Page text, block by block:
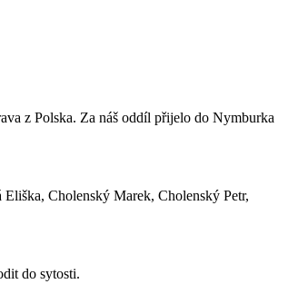
z Polska. Za náš oddíl přijelo do Nymburka
Cholenský Marek, Cholenský Petr,
do sytosti.